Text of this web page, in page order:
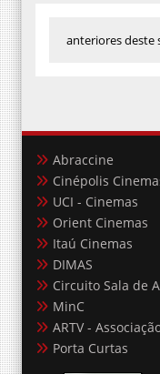
Abraccine
Cinépolis
UCI - Cinemas
Orient Cinemas
Itaú Cinemas
DIMAS
Circuito Sala de
MinC
ARTV -
Porta Curtas